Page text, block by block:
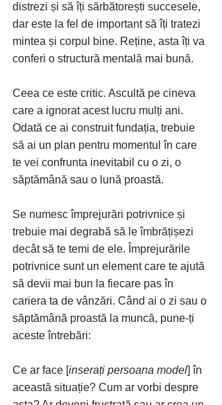
distrezi și să îți sărbătorești succesele,
dar este la fel de important să îți tratezi
mintea și corpul bine. Reține, asta îți va
conferi o structură mentală mai bună.
Ceea ce este critic. Ascultă pe cineva
care a ignorat acest lucru mulți ani.
Odată ce ai construit fundația, trebuie
să ai un plan pentru momentul în care
te vei confrunta inevitabil cu o zi, o
săptămână sau o lună proastă.
Se numesc împrejurări potrivnice și
trebuie mai degrabă să le îmbrățișezi
decât să te temi de ele. Împrejurările
potrivnice sunt un element care te ajută
să devii mai bun la fiecare pas în
cariera ta de vânzări. Când ai o zi sau o
săptămână proastă la muncă, pune-ți
aceste întrebări:
Ce ar face [inserați persoana model] în
această situație? Cum ar vorbi despre